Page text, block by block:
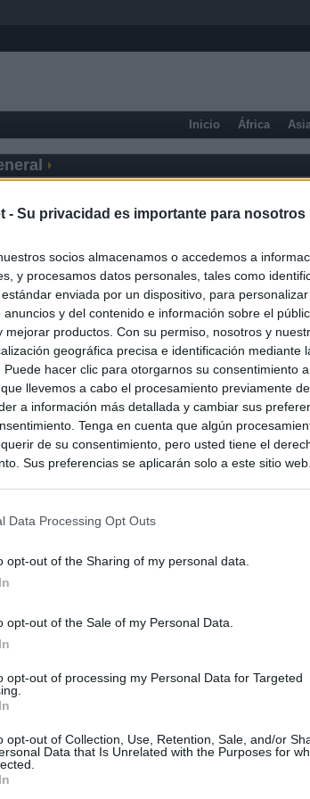
- Su privacidad es importante para nosotros
socios almacenamos o accedemos a
y procesamos datos personales, tales como
enviada por un dispositivo, para
anuncios y del contenido e información sobre el
mejorar productos. Con su permiso, nosotros y
geográfica precisa e identificación mediante
Puede hacer clic para otorgarnos su consentimiento
llevemos a cabo el procesamiento previamente
a información más detallada y cambiar sus
Tenga en cuenta que algún
de su consentimiento, pero usted tiene el
Sus preferencias se aplicarán solo a este sitio
Data Processing Opt Outs
opt-out of the Sharing of my personal data.
opt-out of the Sale of my Personal Data.
opt-out of processing my Personal Data for Targeted
opt-out of Collection, Use, Retention, Sale, and/or
Data that Is Unrelated with the Purposes for
Inicio África
de Ayuso de las instituciones de la Comunidad de Madrid
pone a la venta el inmueble de Gran Vía más caro que